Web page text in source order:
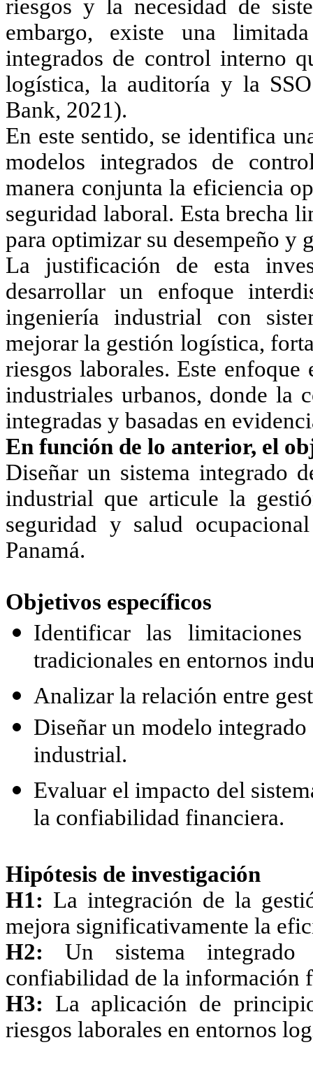
riesgos y la necesidad de
embargo, existe una
integrados de control interno
logística, la auditoría y la
Bank, 2021).
En este sentido, se identifica
modelos integrados de
manera conjunta la eficiencia
seguridad laboral. Esta brecha
para optimizar su desempeño y
La justificación de esta
desarrollar un enfoque
ingeniería industrial con
mejorar la gestión logística,
riesgos laborales. Este enfoque
industriales urbanos, donde la
integradas y basadas en
En función de lo anterior, el
Diseñar un sistema integrado
industrial que articule la
seguridad y salud
Panamá.
Objetivos específicos
Identificar las
tradicionales en entornos
Analizar la relación entre
Diseñar un modelo
industrial.
Evaluar el impacto del
la confiabilidad financiera.
Hipótesis de investigación
H1: La integración de la
mejora significativamente la
H2: Un sistema
confiabilidad de la información
H3: La aplicación de
riesgos laborales en entornos